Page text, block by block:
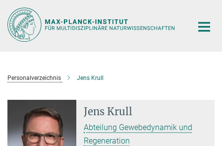
Hauptinhalt
Personalverzeichnis Jens Krull
Jens Krull
Abteilung Gewebedynamik und
Regeneration